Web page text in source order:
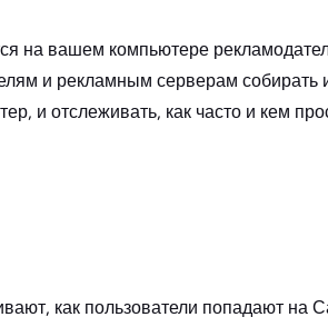
вашем компьютере
и рекламным серверам
и отслеживать, как часто и кем
как пользователи попадают